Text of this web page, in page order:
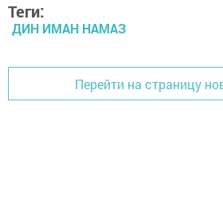
Теги:
ДИН ИМАН НАМАЗ
Перейти на страницу